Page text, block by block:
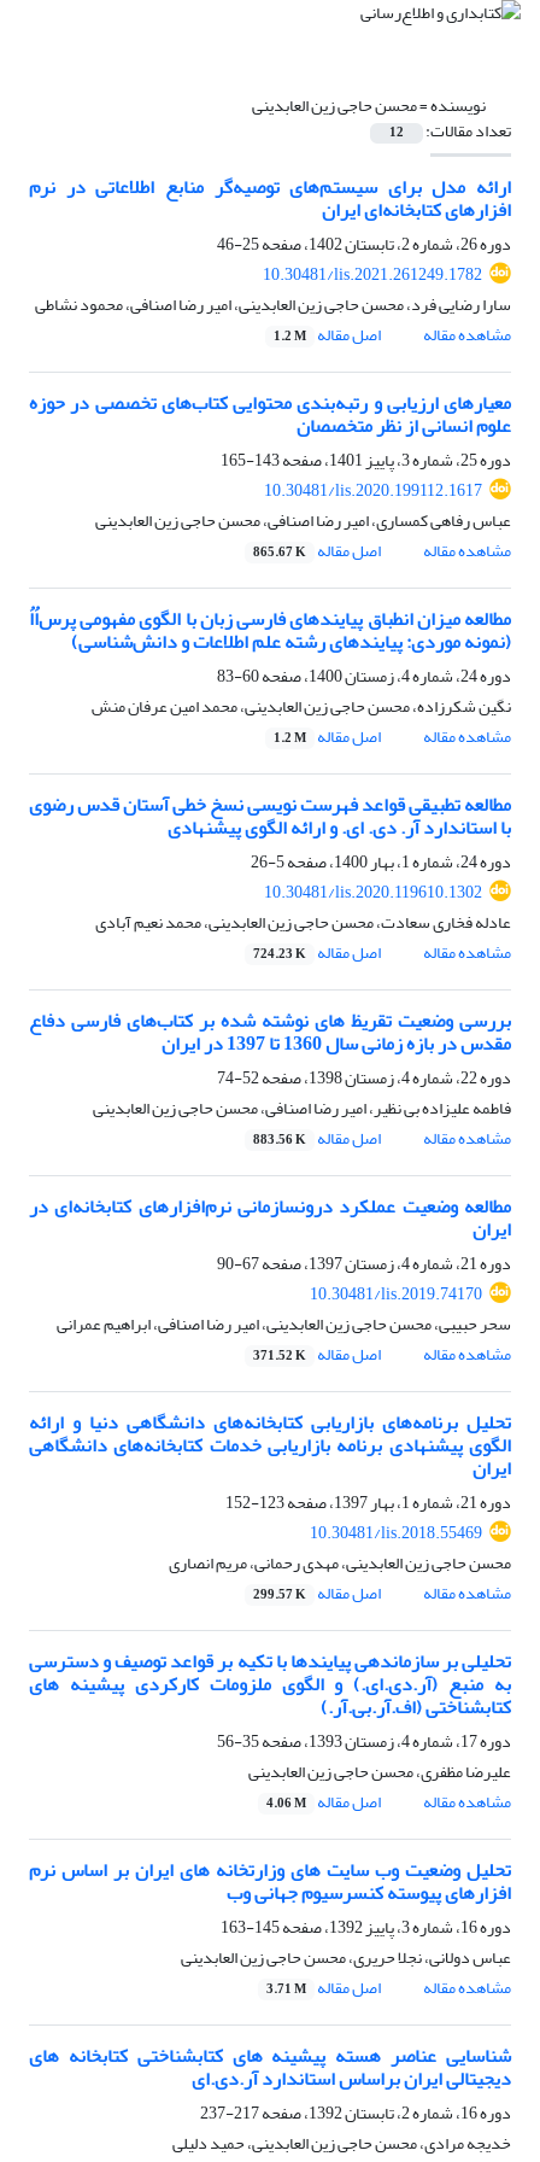
نویسنده =محسن حاجی زین العابدینی
تعداد مقالات: 12
ارائه مدل برای سیستم‌های توصیه‌گر منابع اطلاعاتی در نرم
افزارهای کتابخانه‌ای ایران
دوره 26، شماره 2، تابستان 1402، صفحه
25-46
10.30481/lis.2021.261249.1782
سارا رضایی فرد، محسن حاجی زین العابدینی، امیر رضا اصنافی، محمود نشاطی
مشاهده مقاله
اصل مقاله 1.2 M
معیارهای ارزیابی و رتبه‌بندی محتوایی کتاب‌های تخصصی در حوزه‌
علوم انسانی از نظر متخصصان
دوره 25، شماره 3، پاییز 1401، صفحه
143-165
10.30481/lis.2020.199112.1617
عباس رفاهی کمساری، امیر رضا اصنافی، محسن حاجی زین العابدینی
مشاهده مقاله
اصل مقاله 865.67 K
مطالعه میزان انطباق پیایندهای فارسی زبان با الگوی مفهومی پرس‌اُاُ
(نمونه موردی: پیایندهای رشته علم اطلاعات و دانش‌شناسی)
دوره 24، شماره 4، زمستان 1400، صفحه
60-83
نگین شکرزاده، محسن حاجی زین العابدینی، محمد امین عرفان منش
مشاهده مقاله
اصل مقاله 1.2 M
مطالعه تطبیقی قواعد فهرست نویسی نسخ خطی آستان قدس رضوی
با استاندارد آر. دی. ای. و ارائه الگوی پیشنهادی
دوره 24، شماره 1، بهار 1400، صفحه
5-26
10.30481/lis.2020.119610.1302
عادله فخاری سعادت، محسن حاجی زین العابدینی، محمد نعیم آبادی
مشاهده مقاله
اصل مقاله 724.23 K
بررسی وضعیت تقریظ های نوشته شده بر کتاب‌های فارسی دفاع
مقدس در بازه زمانی سال 1360 تا 1397 در ایران
دوره 22، شماره 4، زمستان 1398، صفحه
52-74
فاطمه علیزاده بی نظیر، امیر رضا اصنافی، محسن حاجی زین العابدینی
مشاهده مقاله
اصل مقاله 883.56 K
مطالعه وضعیت عملکرد درون‎سازمانی نرم‌افزارهای کتابخانه‌ای در
ایران
دوره 21، شماره 4، زمستان 1397، صفحه
67-90
10.30481/lis.2019.74170
سحر حبیبی، محسن حاجی زین العابدینی، امیر رضا اصنافی، ابراهیم عمرانی
مشاهده مقاله
اصل مقاله 371.52 K
تحلیل برنامه‌های بازاریابی کتابخانه‌های دانشگاهی دنیا و ارائه
الگوی پیشنهادی برنامه بازاریابی خدمات کتابخانه‌های دانشگاهی
ایران
دوره 21، شماره 1، بهار 1397، صفحه
123-152
10.30481/lis.2018.55469
محسن حاجی زین العابدینی، مهدی رحمانی، مریم انصاری
مشاهده مقاله
اصل مقاله 299.57 K
تحلیلی بر سازماندهی پیایندها با تکیه بر قواعد توصیف و دسترسی
به منبع (آر.دی.ای.) و الگوی ملزومات کارکردی پیشینه های
کتابشناختی (اف.آر.بی.آر.)
دوره 17، شماره 4، زمستان 1393، صفحه
35-56
علیرضا مظفری، محسن حاجی زین العابدینی
مشاهده مقاله
اصل مقاله 4.06 M
تحلیل وضعیت وب سایت های وزارتخانه های ایران بر اساس نرم
افزارهای پیوسته کنسرسیوم جهانی وب
دوره 16، شماره 3، پاییز 1392، صفحه
145-163
عباس دولانی، نجلا حریری، محسن حاجی زین العابدینی
مشاهده مقاله
اصل مقاله 3.71 M
شناسایی عناصر هسته پیشینه های کتابشناختی کتابخانه های
دیجیتالی ایران براساس استاندارد آر.دی.ای
دوره 16، شماره 2، تابستان 1392، صفحه
217-237
خدیجه مرادی، محسن حاجی زین العابدینی، حمید دلیلی